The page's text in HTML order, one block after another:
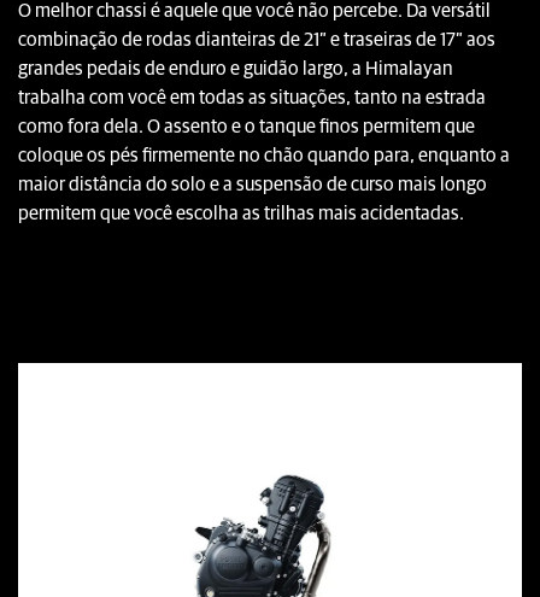
O melhor chassi é aquele que você não percebe. Da versátil
combinação de rodas dianteiras de 21” e traseiras de 17” aos
grandes pedais de enduro e guidão largo, a Himalayan
trabalha com você em todas as situações, tanto na estrada
como fora dela. O assento e o tanque finos permitem que
coloque os pés firmemente no chão quando para, enquanto a
maior distância do solo e a suspensão de curso mais longo
permitem que você escolha as trilhas mais acidentadas.